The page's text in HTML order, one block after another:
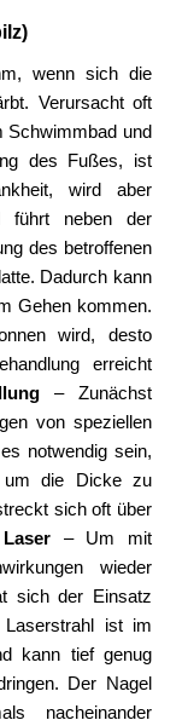
wenn sich die
Verursacht oft
Schwimmbad und
des Fußes, ist
wird aber
führt neben der
des betroffenen
Dadurch kann
Gehen kommen.
wird, desto
erreicht
– Zunächst
von speziellen
notwendig sein,
um die Dicke zu
sich oft über
– Um mit
wieder
sich der Einsatz
ist im
kann tief genug
Der Nagel
nacheinander